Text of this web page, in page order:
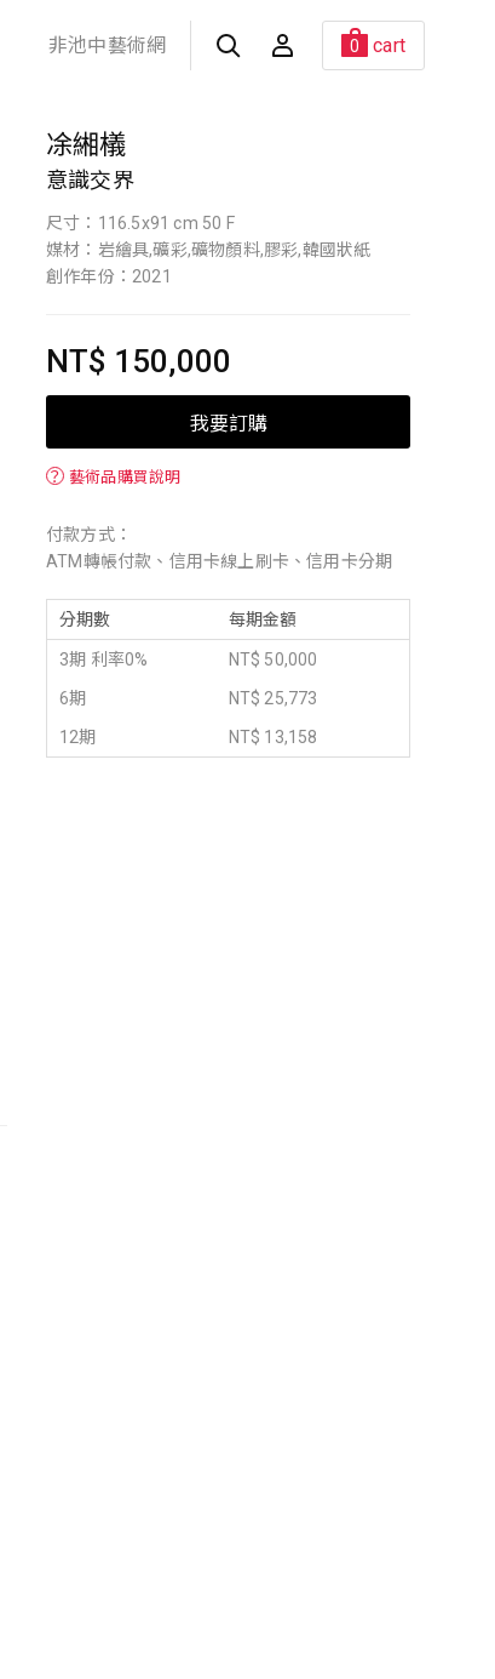
非池中藝術網 0 cart
凃緗檥
意識交界
尺寸：116.5x91 cm 50 F
媒材：岩繪具,礦彩,礦物顏料,膠彩,韓國狀紙
創作年份：2021
NT$ 150,000
我要訂購
？ 藝術品購買說明
付款方式：
ATM轉帳付款、信用卡線上刷卡、信用卡分期
分期數 每期金額
3期 利率0%
NT$ 50,000
6期
NT$ 25,773
12期
NT$ 13,158